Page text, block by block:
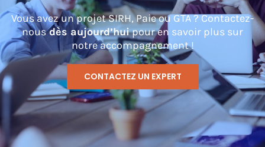
Vous avez un projet SIRH, Paie ou GTA ? Contactez-
nousdès aujourd’huipour en savoir plus sur
notre accompagnement !
CONTACTEZ UN EXPERT